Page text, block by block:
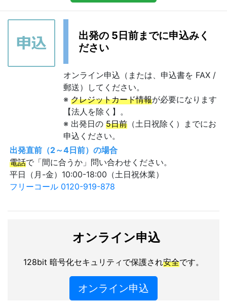
出発の 5日前までに申込みく
ださい
オンライン申込（または、申込書を FAX /
郵送）してください。
※ クレジットカード情報が必要になります
【法人を除く】。
※ 出発日の 5日前 （土日祝除く）までにお
申込ください。
出発直前（2～4日前）の場合
電話で「間に合うか」問い合わせください。
平日（月-金）10:00-18:00（土日祝休業）
フリーコール 0120-919-878
オンライン申込
128bit 暗号化セキュリティで保護され安全です。
オンライン申込